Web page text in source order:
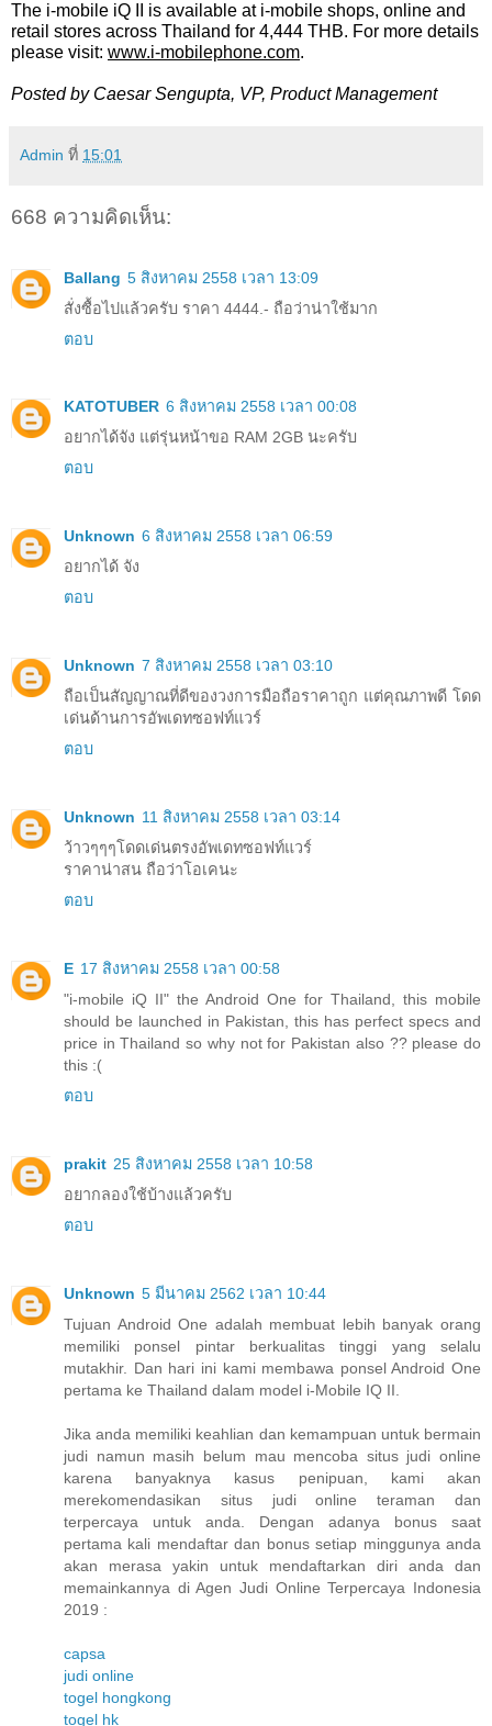
The i-mobile iQ II is available at i-mobile shops, online and
retail stores across Thailand for 4,444 THB. For more details
please visit: www.i-mobilephone.com.
Posted by Caesar Sengupta, VP, Product Management
Admin ที่ 15:01
668 ความคิดเห็น:
Ballang 5 สิงหาคม 2558 เวลา 13:09
สั่งซื้อไปแล้วครับ ราคา 4444.- ถือว่าน่าใช้มาก
ตอบ
KATOTUBER 6 สิงหาคม 2558 เวลา 00:08
อยากได้จัง แต่รุ่นหน้าขอ RAM 2GB นะครับ
ตอบ
Unknown 6 สิงหาคม 2558 เวลา 06:59
อยากได้ จัง
ตอบ
Unknown 7 สิงหาคม 2558 เวลา 03:10
ถือเป็นสัญญาณที่ดีของวงการมือถือราคาถูก แต่คุณภาพดี โดด
เด่นด้านการอัพเดทซอฟท์แวร์
ตอบ
Unknown 11 สิงหาคม 2558 เวลา 03:14
ว้าวๆๆๆโดดเด่นตรงอัพเดทซอฟท์แวร์
ราคาน่าสน ถือว่าโอเคนะ
ตอบ
E 17 สิงหาคม 2558 เวลา 00:58
"i-mobile iQ II" the Android One for Thailand, this mobile
should be launched in Pakistan, this has perfect specs and
price in Thailand so why not for Pakistan also ?? please do
this :(
ตอบ
prakit 25 สิงหาคม 2558 เวลา 10:58
อยากลองใช้บ้างแล้วครับ
ตอบ
Unknown 5 มีนาคม 2562 เวลา 10:44
Tujuan Android One adalah membuat lebih banyak orang
memiliki ponsel pintar berkualitas tinggi yang selalu
mutakhir. Dan hari ini kami membawa ponsel Android One
pertama ke Thailand dalam model i-Mobile IQ II.
Jika anda memiliki keahlian dan kemampuan untuk bermain
judi namun masih belum mau mencoba situs judi online
karena banyaknya kasus penipuan, kami akan
merekomendasikan situs judi online teraman dan
terpercaya untuk anda. Dengan adanya bonus saat
pertama kali mendaftar dan bonus setiap minggunya anda
akan merasa yakin untuk mendaftarkan diri anda dan
memainkannya di Agen Judi Online Terpercaya Indonesia
2019 :
capsa
judi online
togel hongkong
togel hk